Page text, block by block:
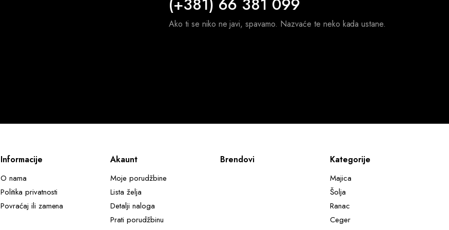
Ako ti se niko ne javi, spavamo. Nazvaće te neko kada ustane.
Informacije
O nama
Politika privatnosti
Povraćaj ili zamena
Akaunt
Moje porudžbine
Lista želja
Detalji naloga
Prati porudžbinu
Brendovi Kategorije
Majica
Šolja
Ranac
Ceger